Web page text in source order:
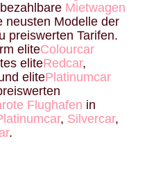
Mietwagen
neusten Modelle der
preiswerten Tarifen.
eliteColourcar
eliteRedcar,
elitePlatinumcar
Flughafen in
, Silvercar,
.